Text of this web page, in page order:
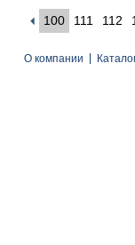
100 111 112
О компании